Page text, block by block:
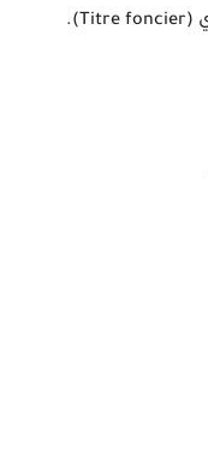
الشخص المعني لا يملك أي رسم عقاري (Titre foncier).